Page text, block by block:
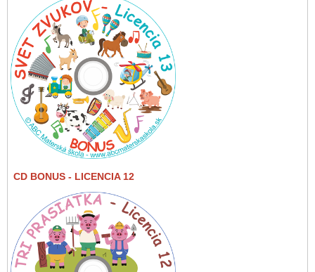
CD BONUS - LICENCIA 12